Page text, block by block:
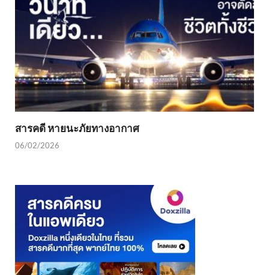
สารคดี หายนะภัยทางอากาศ
06/02/2026